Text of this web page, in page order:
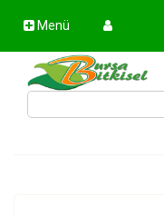
Menü